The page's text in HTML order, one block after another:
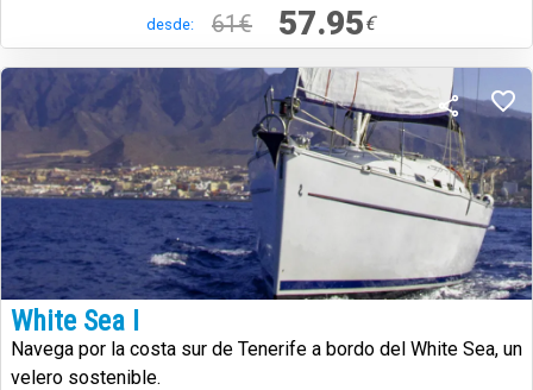
desde: 61€ 57.95€
White Sea I
Navega por la costa sur de Tenerife a bordo del White Sea, un
velero sostenible.